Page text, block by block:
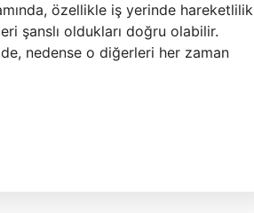
özellikle iş yerinde hareketlilik
şanslı oldukları doğru olabilir.
de, nedense o diğerleri her zaman